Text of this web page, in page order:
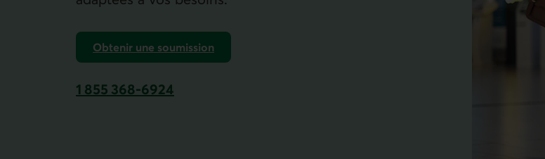
Obtenir une soumission
d’assurance voyage.
1 855 368-6924